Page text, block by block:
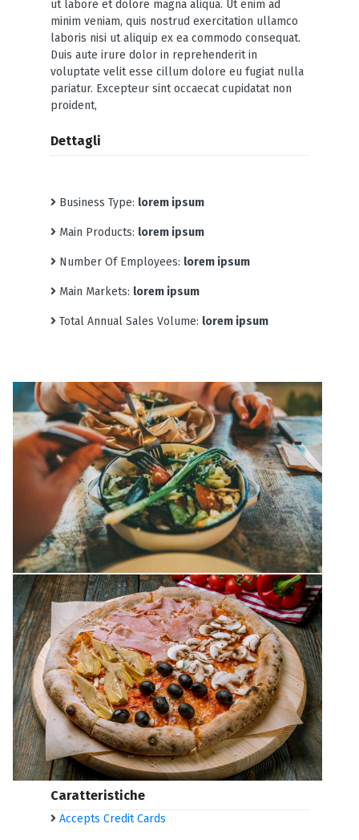
ut labore et dolore magna aliqua. Ut enim ad
minim veniam, quis nostrud exercitation ullamco
laboris nisi ut aliquip ex ea commodo consequat.
Duis aute irure dolor in reprehenderit in
voluptate velit esse cillum dolore eu fugiat nulla
pariatur. Excepteur sint occaecat cupidatat non
proident,
Dettagli
Business Type: lorem ipsum
Main Products: lorem ipsum
Number Of Employees: lorem ipsum
Main Markets: lorem ipsum
Total Annual Sales Volume: lorem ipsum
Caratteristiche
Accepts Credit Cards